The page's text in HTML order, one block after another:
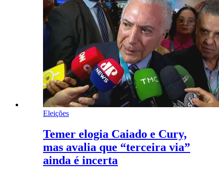
Eleições
Temer elogia Caiado e Cury,
mas avalia que “terceira via”
ainda é incerta